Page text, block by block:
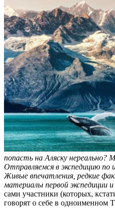
попасть на Аляску
Отправляемся в экспедицию по
Живые впечатления, редкие
материалы первой экспедиции
сами участники (которых,
говорят о себе в одноименном